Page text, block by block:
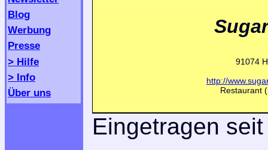
Blog
Werbung
Presse
> Hilfe
> Info
Über uns
91074
http://
Restaurant
Eingetragen